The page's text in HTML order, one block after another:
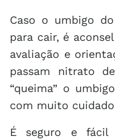
Caso o umbigo
para cair, é
avaliação e
passam nitrato
“queima” o
com muito
É seguro e fácil